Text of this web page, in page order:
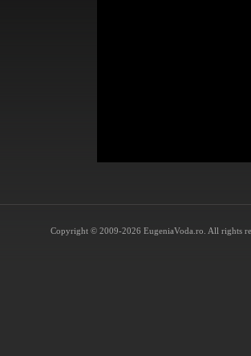
Copyright © 2009-2026 EugeniaVoda.ro. All rights